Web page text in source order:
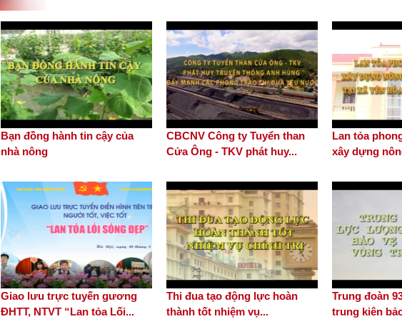
Bạn đồng hành tin cậy của
nhà nông
CBCNV Công ty Tuyển than
Cửa Ông - TKV phát huy...
Lan tỏa
xây dựng
Giao lưu trực tuyến gương
ĐHTT, NTVT “Lan tỏa Lối...
Thi đua tạo động lực hoàn
thành tốt nhiệm vụ...
Trung đoàn
trung kiên